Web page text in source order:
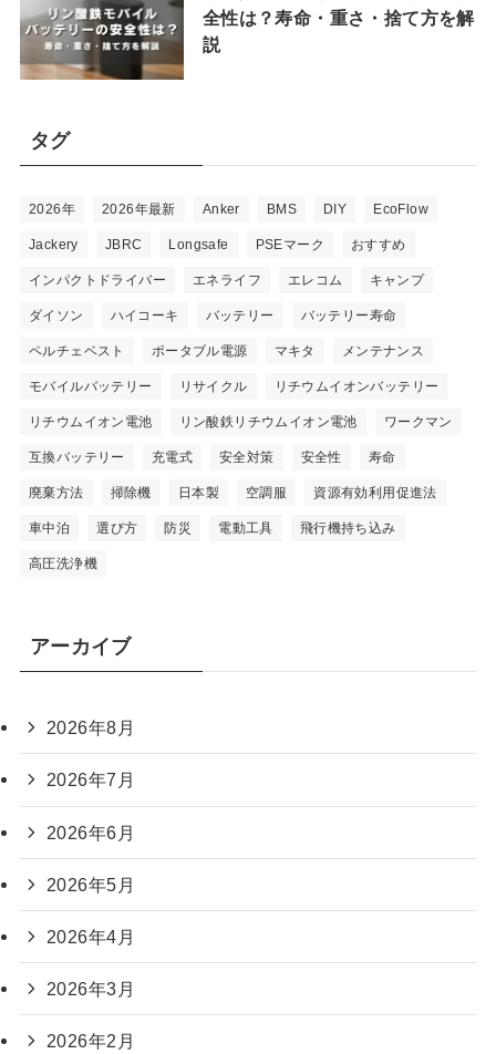
全性は？寿命・重さ・捨て方を解
説
タグ
2026年 2026年最新 Anker BMS DIY EcoFlow
Jackery JBRC Longsafe PSEマーク おすすめ
インパクトドライバー エネライフ エレコム キャンプ
ダイソン ハイコーキ バッテリー バッテリー寿命
ペルチェベスト ポータブル電源 マキタ メンテナンス
モバイルバッテリー リサイクル リチウムイオンバッテリー
リチウムイオン電池 リン酸鉄リチウムイオン電池 ワークマン
互換バッテリー 充電式 安全対策 安全性 寿命
廃棄方法 掃除機 日本製 空調服 資源有効利用促進法
車中泊 選び方 防災 電動工具 飛行機持ち込み
高圧洗浄機
アーカイブ
2026年8月
2026年7月
2026年6月
2026年5月
2026年4月
2026年3月
2026年2月